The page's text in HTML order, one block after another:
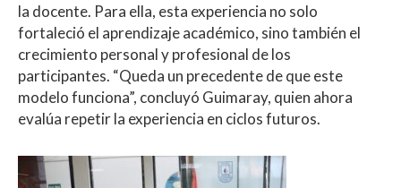
la docente. Para ella, esta experiencia no solo
fortaleció el aprendizaje académico, sino también el
crecimiento personal y profesional de los
participantes. “Queda un precedente de que este
modelo funciona”, concluyó Guimaray, quien ahora
evalúa repetir la experiencia en ciclos futuros.